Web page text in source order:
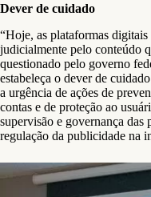
Dever de cuidado
“Hoje, as plataformas
judicialmente pelo conteúdo
questionado pelo governo
estabeleça o dever de
a urgência de ações de
contas e de proteção ao
supervisão e governança das
regulação da publicidade na